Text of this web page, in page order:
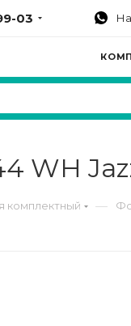
03
WH
комплектный —